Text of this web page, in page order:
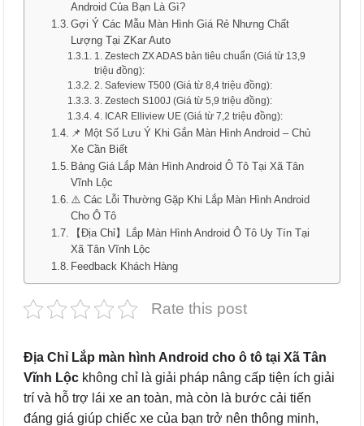
Android Của Bạn Là Gì?
Gợi Ý Các Mẫu Màn Hình Giá Rẻ Nhưng Chất
Lượng Tại ZKar Auto
1. Zestech ZX ADAS bản tiêu chuẩn (Giá từ 13,9
triệu đồng):
2. Safeview T500 (Giá từ 8,4 triệu đồng):
3. Zestech S100J (Giá từ 5,9 triệu đồng):
4. ICAR Elliview UE (Giá từ 7,2 triệu đồng):
📌 Một Số Lưu Ý Khi Gắn Màn Hình Android – Chủ
Xe Cần Biết
Bảng Giá Lắp Màn Hình Android Ô Tô Tại Xã Tân
Vĩnh Lộc
⚠️ Các Lỗi Thường Gặp Khi Lắp Màn Hình Android
Cho Ô Tô
【Địa Chỉ】Lắp Màn Hình Android Ô Tô Uy Tín Tại
Xã Tân Vĩnh Lộc
Feedback Khách Hàng
Rate this post
Địa Chỉ Lắp màn hình Android cho ô tô tại Xã Tân
Vĩnh Lộc không chỉ là giải pháp nâng cấp tiện ích giải
trí và hỗ trợ lái xe an toàn, mà còn là bước cải tiến
đáng giá giúp chiếc xe của bạn trở nên thông minh,